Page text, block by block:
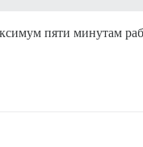
пяти минутам